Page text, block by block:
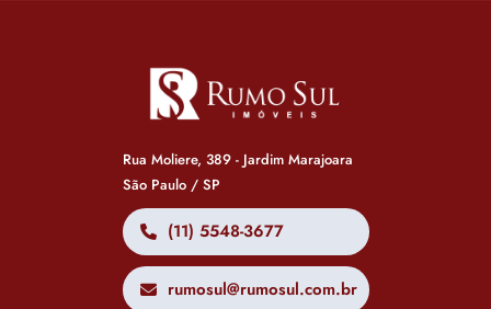
Rua Moliere, 389 - Jardim Marajoara
São Paulo / SP
(11) 5548-3677
rumosul@rumosul.com.br